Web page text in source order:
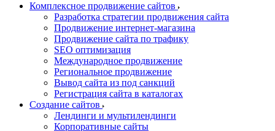
Комплексное продвижение сайтов
Разработка стратегии продвижения сайта
Продвижение интернет-магазина
Продвижение сайта по трафику
SEO оптимизация
Международное продвижение
Региональное продвижение
Вывод сайта из под санкций
Регистрация сайта в каталогах
Создание сайтов
Лендинги и мультилендинги
Корпоративные сайты